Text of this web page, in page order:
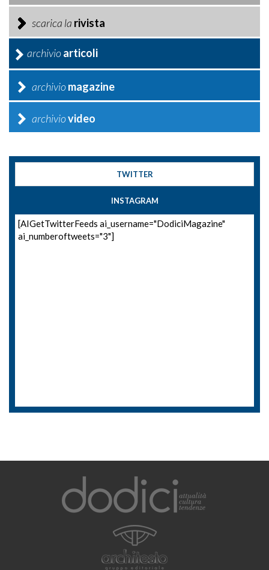
scarica la rivista
archivioarticoli
archiviomagazine
archiviovideo
TWITTER
INSTAGRAM
[AIGetTwitterFeeds ai_username="DodiciMagazine"
ai_numberoftweets="3"]